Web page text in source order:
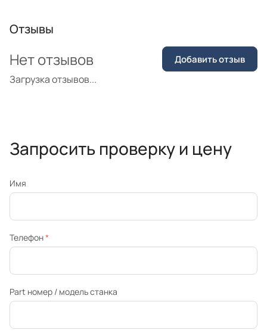
Отзывы
Загрузка отзывов...
Нет отзывов Добавить отзыв
Запросить проверку и цену
Имя
Телефон*
Part номер / модель станка